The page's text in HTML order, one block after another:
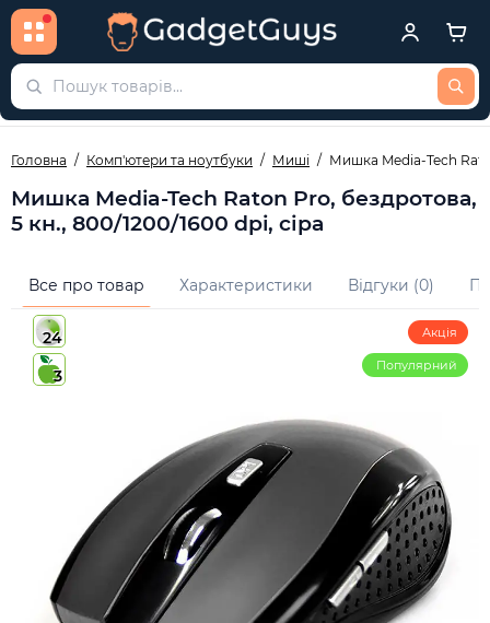
Головна Комп'ютери та ноутбуки Миші Мишка Media-Tech
Мишка Media-Tech Raton Pro, бездротова,
5 кн., 800/1200/1600 dpi, сіра
Все про товар Характеристики Відгуки (0)
24
3
Акція
Популярний